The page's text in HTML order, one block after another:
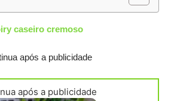
caseiro cremoso
após a publicidade
após a publicidade